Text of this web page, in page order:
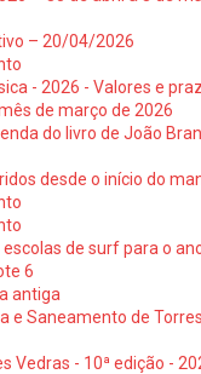
– 20/04/2026
- 2026 - Valores e
de março de 2026
do livro de João
desde o início do
de surf para o
6
antiga
e Saneamento de
Vedras - 10ª edição -